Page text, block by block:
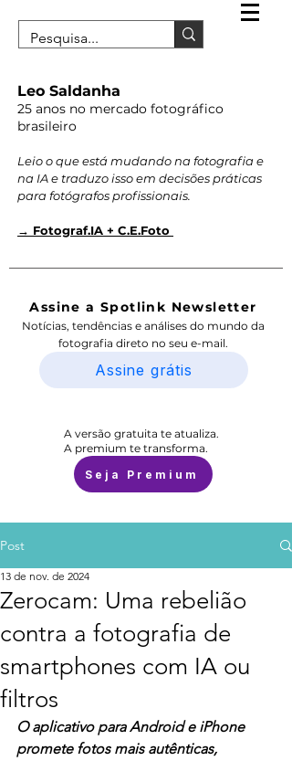
Leo Saldanha
25 anos no mercado fotográfico
brasileiro
Leio o que está mudando na fotografia e
na IA e traduzo isso em decisões práticas
para fotógrafos profissionais.
→ Fotograf.IA + C.E.Foto
Assine a Spotlink Newsletter
Notícias, tendências e análises do mundo da
fotografia direto no seu e-mail.
Assine grátis
A versão gratuita te atualiza.
A premium te transforma.
Seja Premium
Post
Zerocam: Uma rebelião
contra a fotografia de
smartphones com IA ou
filtros
13 de nov. de 2024
O aplicativo para Android e iPhone
promete fotos mais autênticas,